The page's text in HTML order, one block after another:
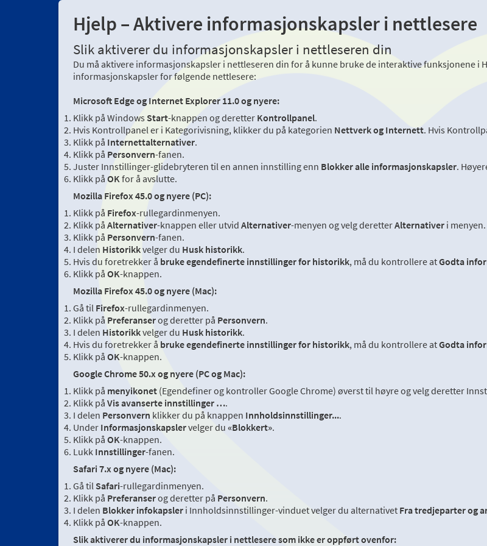
Hjelp – Aktivere informasjonskapsler i nettlesere
Slik aktiverer du informasjonskapsler i nettleseren din
Du må aktivere informasjonskapsler i nettleseren din for å kunne bruke de interaktive funksjonene i
informasjonskapsler for følgende nettlesere:
Microsoft Edge og Internet Explorer 11.0 og nyere:
Klikk på Windows Start-knappen og deretter Kontrollpanel.
Hvis Kontrollpanel er i Kategorivisning, klikker du på kategorien Nettverk og Internett. Hvis
Klikk på Internettalternativer.
Klikk på Personvern-fanen.
Juster Innstillinger-glidebryteren til en annen innstilling enn Blokker alle informasjonskapsler.
Klikk på OKfor å avslutte.
Mozilla Firefox 45.0 og nyere (PC):
Klikk på Firefox-rullegardinmenyen.
Klikk på Alternativer-knappen eller utvid Alternativer-menyen og velg deretterAlternativer i menyen.
Klikk på Personvern-fanen.
I delen Historikkvelger du Husk historikk.
Hvis du foretrekker å bruke egendefinerte innstillinger for historikk, må du kontrollere atGodta
Klikk på OK-knappen.
Mozilla Firefox 45.0 og nyere (Mac):
Gå til Firefox-rullegardinmenyen.
Klikk på Preferanserog deretter på Personvern.
I delen Historikkvelger du Husk historikk.
Hvis du foretrekker å bruke egendefinerte innstillinger for historikk, må du kontrollere atGodta
Klikk på OK-knappen.
Google Chrome 50.x og nyere (PC og Mac):
Klikk på menyikonet (Egendefiner og kontroller Google Chrome) øverst til høyre og velg deretter
Klikk på Vis avanserte innstillinger ….
I delen Personvern klikker du på knappen Innholdsinnstillinger....
Under Informasjonskapslervelger du «Blokkert».
Klikk på OK-knappen.
Lukk Innstillinger-fanen.
Safari 7.x og nyere (Mac):
Gå til Safari-rullegardinmenyen.
Klikk på Preferanserog deretter på Personvern.
I delen Blokker infokapsler i Innholdsinnstillinger-vinduet velger du alternativet Fra tredjeparter og
Klikk på OK-knappen.
Slik aktiverer du informasjonskapsler i nettlesere som ikke er oppført ovenfor: